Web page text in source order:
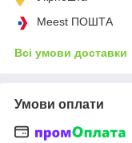
Meest ПОШТА
Всі умови доставки
Умови оплати